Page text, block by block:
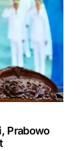
Prabowo